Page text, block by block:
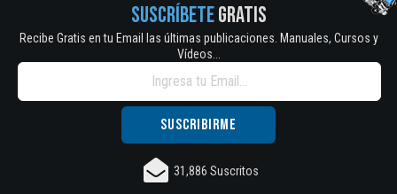
SUSCRÍBETEGRATIS
Recibe Gratis en tu Email las últimas publicaciones. Manuales, Cursos y
Vídeos...
31,886 Suscritos